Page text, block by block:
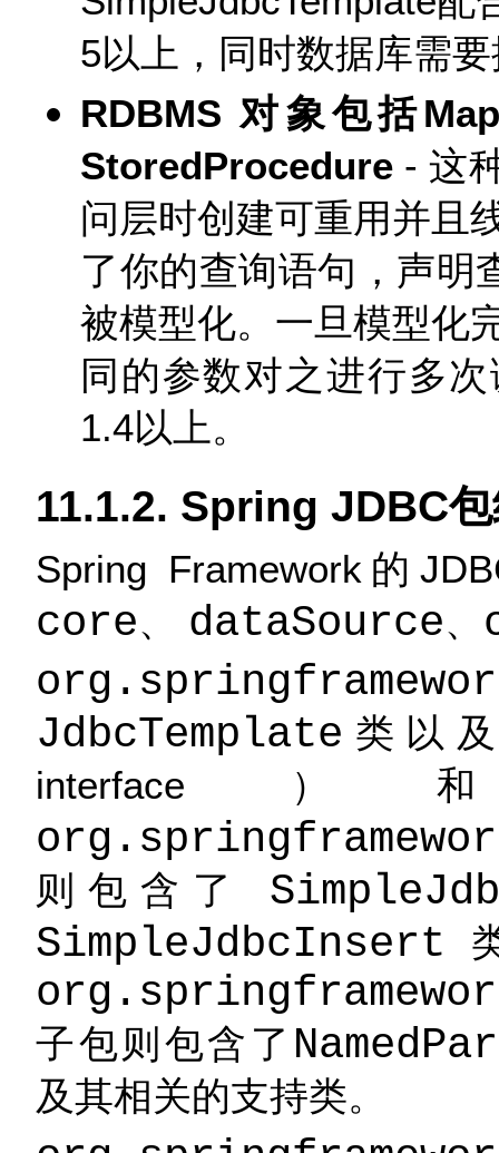
5以上，同时数据库需
RDBMS 对象包括
StoredProcedure - 这
问层时创建可重用并且
了你的查询语句，声明
被模型化。一旦模型化
同的参数对之进行多
1.4以上。
11.1.2. Spring JDBC
Spring Framework的
core、 dataSource、
JdbcTemplate 类以
interface
则包含了
SimpleJdbcInsert
子包则包含了
及其相关的支持类。